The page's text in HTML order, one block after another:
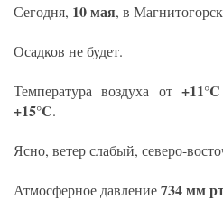
Сегодня, 10 мая, в
Осадков не будет.
Температура воздуха от +11°C
+15°C.
Ясно, ветер слабый, северо-
Атмосферное давление734 мм